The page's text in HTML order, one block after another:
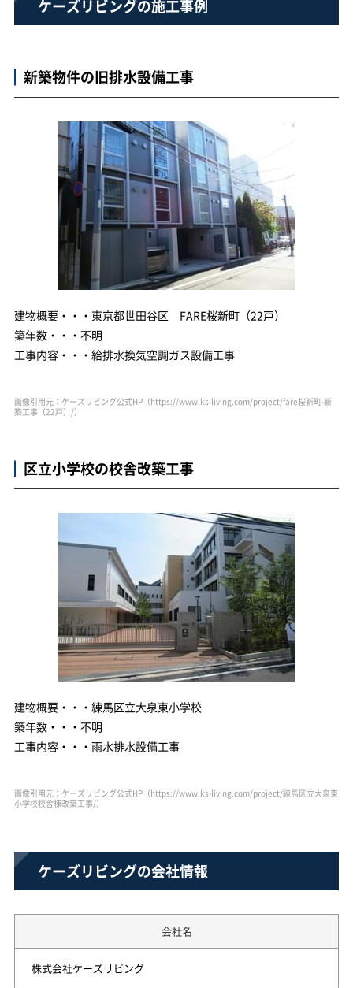
ケーズリビングの施工事例
新築物件の旧排水設備工事
建物概要・・・東京都世田谷区 FARE桜新町（22戸）
築年数・・・不明
工事内容・・・給排水換気空調ガス設備工事
画像引用元：ケーズリビング公式HP（https://www.ks-living.com/project/fare桜新町-新
築工事（22戸）/）
区立小学校の校舎改築工事
建物概要・・・練馬区立大泉東小学校
築年数・・・不明
工事内容・・・雨水排水設備工事
画像引用元：ケーズリビング公式HP（https://www.ks-living.com/project/練馬区立大泉東
小学校校舎棟改築工事/）
ケーズリビングの会社情報
会社名
株式会社ケーズリビング